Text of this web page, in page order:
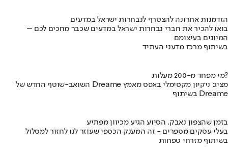
הזדמנות אחרונה להצטרף לנבחרות ישראל במדעים
בואו להכיר את חברי נבחרות ישראל במדעים שכבר מחכים לכם –
המיונים בעיצומם
בשיתוף מרכז מדעני העתיד
מי מפחד מ-200 מעלות?
השואב-שוטף החדש של Dreame מציג: ניקיון מקסימלי באפס מאמץ
בשיתוף Dreame
בזמן שהצפון נאבק, הסיוע הגיע מכיוון מפתיע
בעלי עסקים מספרים - זה המענק הכספי שעוזר לנו לחזור למסלול
בשיתוף מזרחי טפחות